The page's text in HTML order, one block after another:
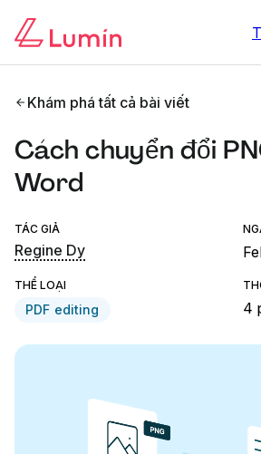
Khám phá tất cả bài viết
Cách chuyển đổi
Word
TÁC GIẢ
Regine Dy
THỂ LOẠI
PDF editing 4